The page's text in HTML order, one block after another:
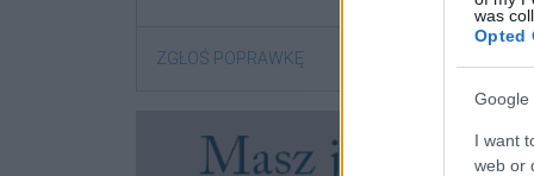
was
Opted
Google
I want
web or
ZGŁOŚ POPRAWKĘ